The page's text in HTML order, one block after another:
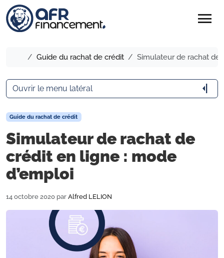
menu
Accueil
Guide du rachat de crédit Simulateur de rachat de
Guide du rachat de crédit
Simulateur de rachat de
crédit en ligne : mode
d’emploi
14 octobre 2020 par Alfred LELION
Ouvrir le menu latéral arrow_menu_close